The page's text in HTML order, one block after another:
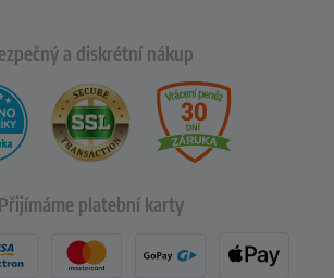
a diskrétní nákup
Přijímáme platební karty